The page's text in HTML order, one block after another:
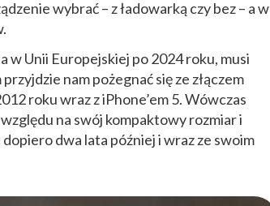
wybrać – z ładowarką czy bez – a w
w Unii Europejskiej po 2024 roku, musi
nam pożegnać się ze złączem
roku wraz z iPhone’em 5. Wówczas
na swój kompaktowy rozmiar i
dwa lata później i wraz ze swoim